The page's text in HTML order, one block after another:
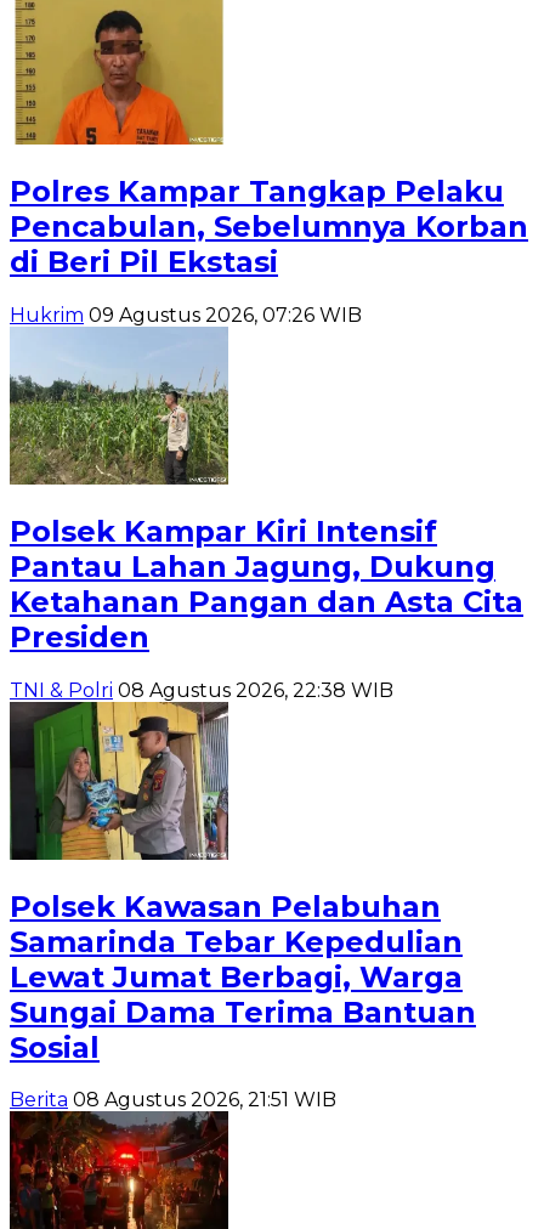
Polres Kampar Tangkap Pelaku
Pencabulan, Sebelumnya Korban
di Beri Pil Ekstasi
Hukrim 09 Agustus 2026, 07:26 WIB
Polsek Kampar Kiri Intensif
Pantau Lahan Jagung, Dukung
Ketahanan Pangan dan Asta Cita
Presiden
TNI & Polri 08 Agustus 2026, 22:38 WIB
Polsek Kawasan Pelabuhan
Samarinda Tebar Kepedulian
Lewat Jumat Berbagi, Warga
Sungai Dama Terima Bantuan
Sosial
Berita 08 Agustus 2026, 21:51 WIB